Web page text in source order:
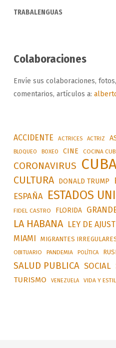
TRABALENGUAS
Colaboraciones
Envíe sus colaboraciones,
comentarios, artículos a:
ACCIDENTE ACTRICES ACTRIZ
BLOQUEO BOXEO CINE COCINA
CORONAVIRUS
CULTURA DONALD TRUMP
ESPAÑA ESTADOS
FIDEL CASTRO FLORIDA
LA HABANA LEY DE
MIAMI MIGRANTES
OBITUARIO PANDEMIA POLÍTICA
SALUD PUBLICA SOCIAL
TURISMO VENEZUELA VIDA Y